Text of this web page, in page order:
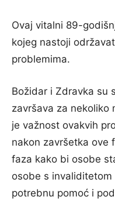
Ovaj vitalni 89-
kojeg nastoji
problemima.
Božidar i Zdravka su
završava za nekoliko
je važnost ovakvih
nakon završetka ove
faza kako bi osobe
osobe s
potrebnu pomoć i